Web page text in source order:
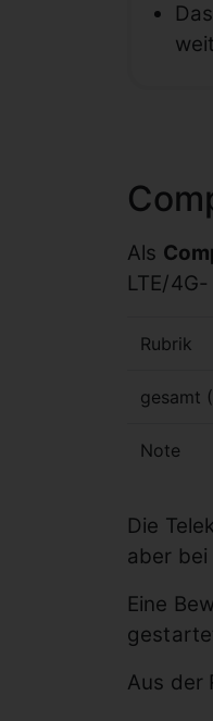
Als
LTE/
Rubrik
gesamt
Note
Die
aber bei
Eine
Aus der